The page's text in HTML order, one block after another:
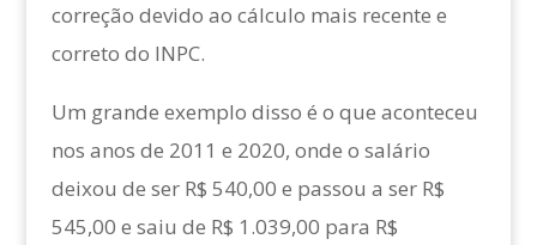
correção devido ao cálculo mais recente e
correto do INPC.
Um grande exemplo disso é o que aconteceu
nos anos de 2011 e 2020, onde o salário
deixou de ser R$ 540,00 e passou a ser R$
545,00 e saiu de R$ 1.039,00 para R$